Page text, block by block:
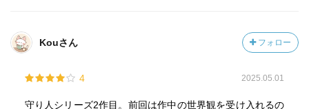
Kouさん フォロー
4 2025.05.01
守り人シリーズ2作目。前回は作中の世界観を受け入れるの